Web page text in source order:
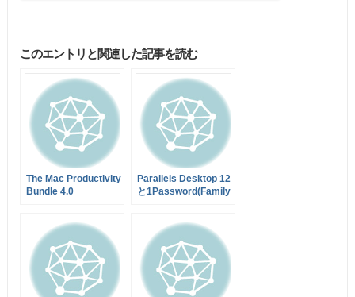
このエントリと関連した記事を読む
The Mac Productivity
Bundle 4.0
Parallels Desktop 12
と1Password(Family
大90%オフのセール
を実施中！【Black
Friday】